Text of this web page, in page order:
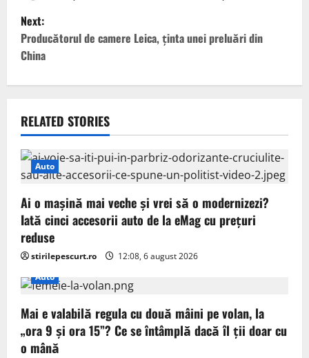
s
t
n
v
i
g
a
t
i
o
n
Next:
Producătorul de camere Leica, ținta unei preluări din
China
RELATED STORIES
Auto
Ai o mașină mai veche și vrei să o modernizezi?
Iată cinci accesorii auto de la eMag cu prețuri
reduse
stirilepescurt.ro
12:08, 6 august 2026
Auto
Mai e valabilă regula cu două mâini pe volan, la
„ora 9 și ora 15”? Ce se întâmplă dacă îl ții doar cu
o mână